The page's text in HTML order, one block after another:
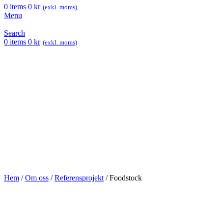
0 items 0 kr (exkl. moms)
Menu
Search
0 items 0 kr (exkl. moms)
Hem /Om oss /Referensprojekt /Foodstock